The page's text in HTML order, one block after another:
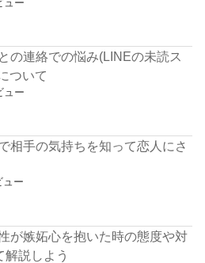
ュー
の連絡での悩み(LINEの未読ス
ついて
ュー
相手の気持ちを知って恋人にさ
ュー
が嫉妬心を抱いた時の態度や対
解説しよう